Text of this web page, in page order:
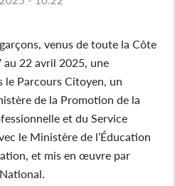
venus de toute la Côte
au 22 avril 2025, une
le Parcours Citoyen, un
de la Promotion de la
et du Service
le Ministère de l’Éducation
et mis en œuvre par